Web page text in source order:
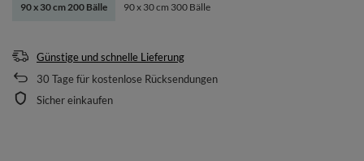
90 x 30 cm 200 Bälle 90 x 30 cm 300 Bälle
Günstige und schnelle Lieferung
30 Tage für kostenlose Rücksendungen
Sicher einkaufen